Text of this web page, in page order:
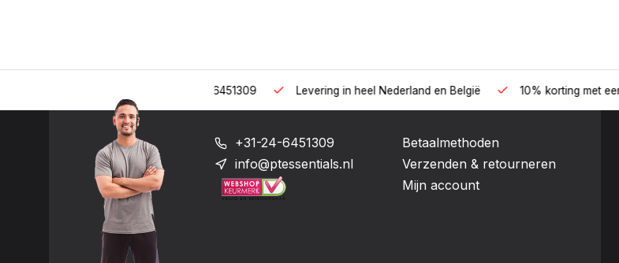
Levering in heel Nederland en België 10% korting met een zakelijk
+31-24-6451309
info@ptessentials.nl
Betaalmethoden
Verzenden & retourneren
Mijn account